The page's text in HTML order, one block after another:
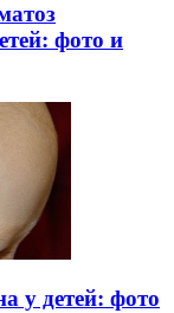
фото и
у детей: фото